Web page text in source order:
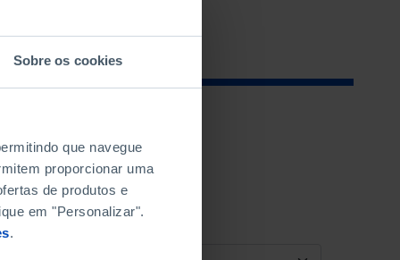
Sobre os cookies
que navegue
proporcionar uma
de produtos e
em "Personalizar".
.
ORDENAR POR